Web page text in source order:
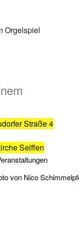
Straße 4
Seiffen